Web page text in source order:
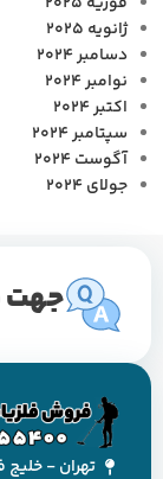
ژانویه 2025
دسامبر 2024
نوامبر 2024
اکتبر 2024
سپتامبر 2024
آگوست 2024
جولای 2024
جهت
تهران - خلیج